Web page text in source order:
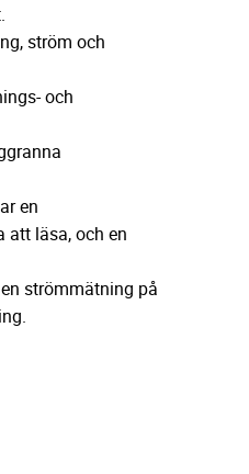
ström och
och
en
att läsa, och en
strömmätning på